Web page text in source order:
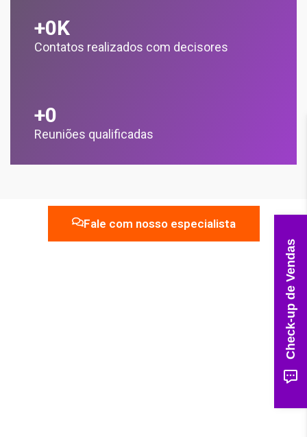
Contatos realizados com decisores
+0K
Reuniões qualificadas
+0
Fale com nosso especialista
Check-up de Vendas